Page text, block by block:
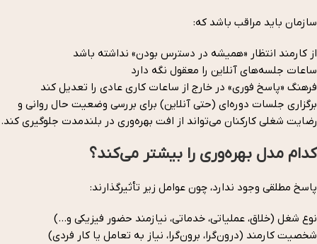
سازمان باید مراقب باشد که:
از کارمند انتظار «همیشه در دسترس بودن» نداشته باشد
ساعات جلسه‌های آنلاین را معقول نگه دارد
فرهنگ «پاسخ فوری» در خارج از ساعات کاری عادی را تعدیل کند
برگزاری جلسات دوره‌ای (حتی آنلاین) برای بررسی وضعیت حال روانی و
رضایت شغلی کارکنان می‌تواند از افت بهره‌وری در بلندمدت جلوگیری کند.
کدام مدل بهره‌وری را بیشتر می‌کند؟
پاسخ مطلقی وجود ندارد، چون عوامل زیر تأثیرگذارند:
نوع شغل (خلاق، عملیاتی، خدماتی، نیازمند حضور فیزیکی و…)
شخصیت کارمند (درون‌گرا، برون‌گرا، نیاز به تعامل یا کار فردی)